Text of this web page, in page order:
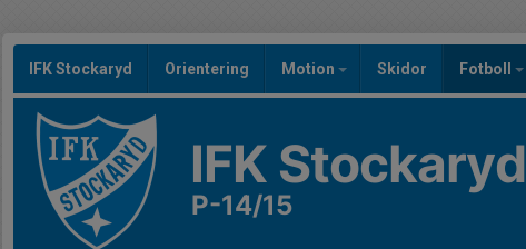
IFK Stockaryd Orientering Motion Skidor Fotboll
IFK Stockaryd
P-14/15